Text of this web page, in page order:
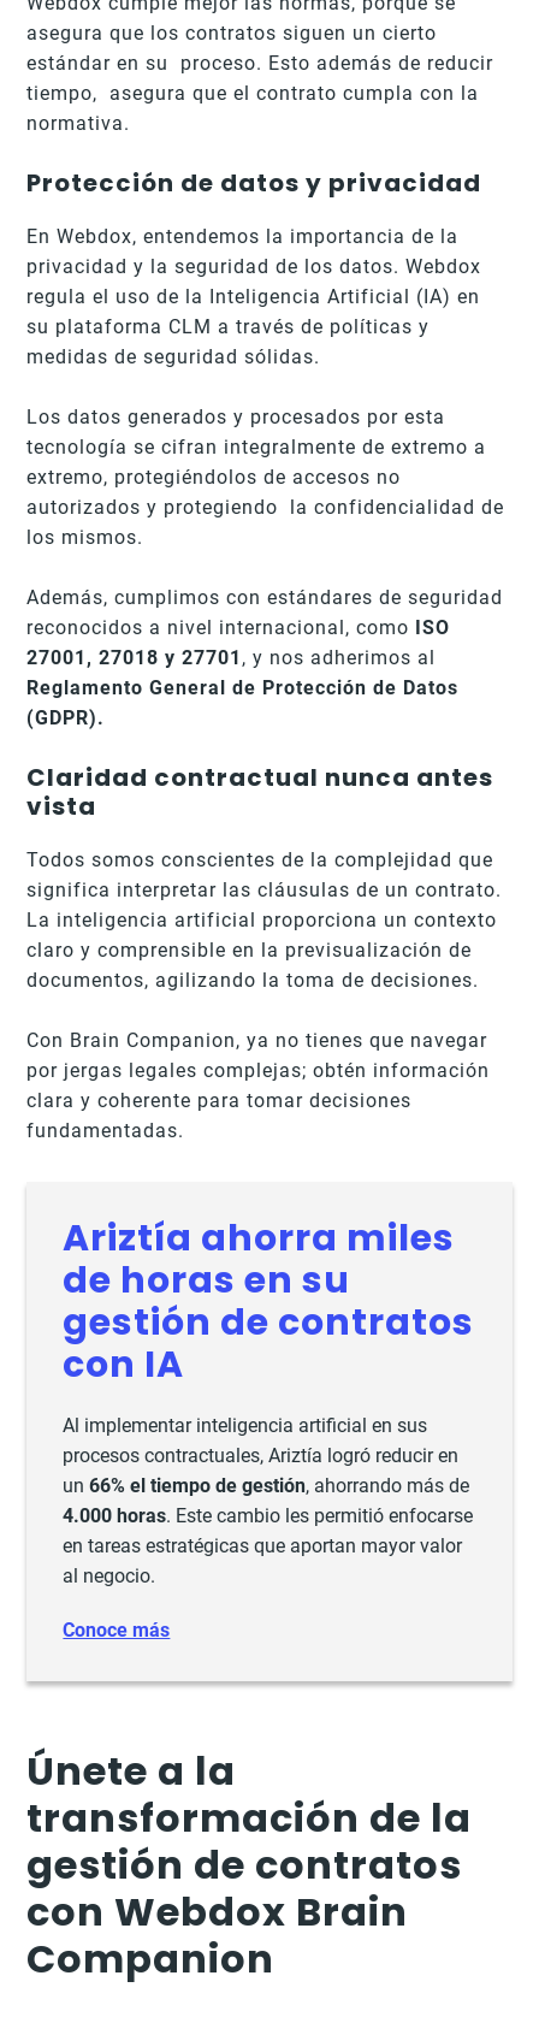
asegura que los contratos siguen un cierto
estándar en su proceso. Esto además de reducir
tiempo, asegura que el contrato cumpla con la
normativa.
Protección de datos y privacidad
En Webdox, entendemos la importancia de la
privacidad y la seguridad de los datos. Webdox
regula el uso de la Inteligencia Artificial (IA) en
su plataforma CLM a través de políticas y
medidas de seguridad sólidas.
Los datos generados y procesados por esta
tecnología se cifran integralmente de extremo a
extremo, protegiéndolos de accesos no
autorizados y protegiendo la confidencialidad de
los mismos.
Además, cumplimos con estándares de seguridad
reconocidos a nivel internacional, como ISO
27001, 27018 y 27701 , y nos adherimos al
Reglamento General de Protección de Datos
(GDPR).
Claridad contractual nunca antes
vista
Todos somos conscientes de la complejidad que
significa interpretar las cláusulas de un contrato.
La inteligencia artificial proporciona un contexto
claro y comprensible en la previsualización de
documentos, agilizando la toma de decisiones.
Con Brain Companion, ya no tienes que navegar
por jergas legales complejas; obtén información
clara y coherente para tomar decisiones
fundamentadas.
Ariztía ahorra miles
de horas en su
gestión de contratos
con IA
Al implementar inteligencia artificial en sus
procesos contractuales, Ariztía logró reducir en
un66% el tiempo de gestión, ahorrando más de
4.000 horas. Este cambio les permitió enfocarse
en tareas estratégicas que aportan mayor valor
al negocio.
Conoce más
Únete a la
transformación de la
gestión de contratos
con Webdox Brain
Companion